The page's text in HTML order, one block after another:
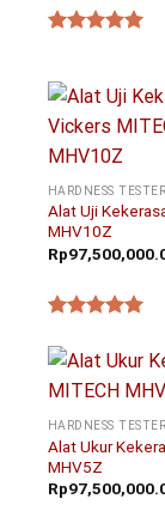
Alat Uji
MHV10Z
Rp
Alat Ukur
MHV5Z
Rp